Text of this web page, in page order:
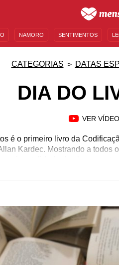
NAMORO SENTIMENTOS
CATEGORIAS DATAS
DIA DO
VER VÍDEO
é o primeiro livro da
Kardec. Mostrando a todos
a imortalidade da alma, a
o Dia Nacional do
a nossa espiritualidade e